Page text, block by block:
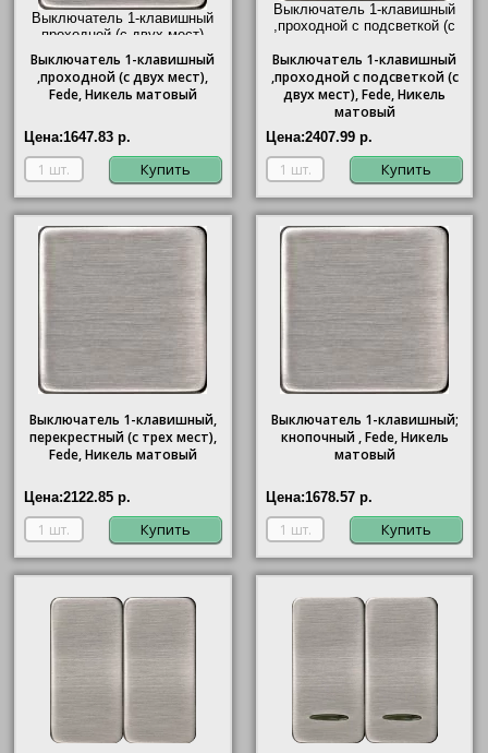
Выключатель 1-клавишный
,проходной (с двух мест),
Выключатель 1-клавишный
,проходной (с двух мест),
Fede, Никель матовый
Цена:1647.83 р.
Купить
Выключатель 1-клавишный
,проходной с подсветкой (с
матовый"/>
Выключатель 1-клавишный
,проходной с подсветкой (с
двух мест), Fede, Никель
матовый
Цена:2407.99 р.
Купить
Выключатель 1-клавишный,
перекрестный (с трех мест),
Fede, Никель матовый
Цена:2122.85 р.
Купить
Выключатель 1-клавишный;
кнопочный , Fede, Никель
матовый
Цена:1678.57 р.
Купить